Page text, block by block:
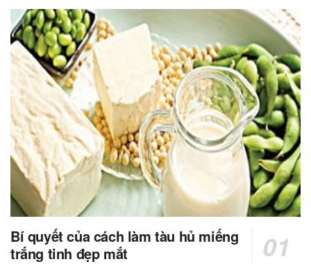
Bí quyết của cách làm tàu hủ miếng
trắng tinh đẹp mắt